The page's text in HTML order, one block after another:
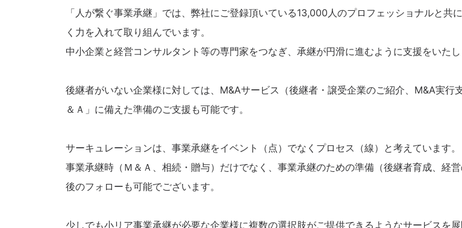
「人が繋ぐ事業承継」では、弊社にご登録頂いている13,000人のプロフェッショナルと共
く力を入れて取り組んでいます。
中小企業と経営コンサルタント等の専門家をつなぎ、承継が円滑に進むように支援をいたし
後継者がいない企業様に対しては、M&Aサービス（後継者・譲受企業のご紹介、M&A実行
＆Ａ」に備えた準備のご支援も可能です。
サーキュレーションは、事業承継をイベント（点）でなくプロセス（線）と考えています。
事業承継時（Ｍ＆Ａ、相続・贈与）だけでなく、事業承継のための準備（後継者育成、経
後のフォローも可能でございます。
少しでも小リア事業承継が必要な企業様に複数の選択肢がご提供できるようなサービスを展